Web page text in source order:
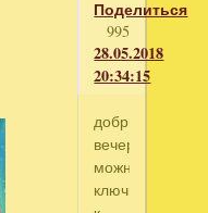
Поделиться
995
28.05.2018
20:34:15
добрый
вечер!
можно
ключик